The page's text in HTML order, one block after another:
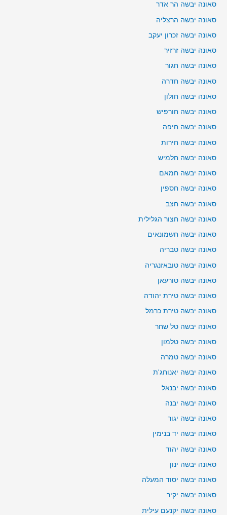
סאונה יבשה הר אדר
סאונה יבשה הרצליה
סאונה יבשה זכרון יעקב
סאונה יבשה זרזיר
סאונה יבשה חגור
סאונה יבשה חדרה
סאונה יבשה חולון
סאונה יבשה חורפיש
סאונה יבשה חיפה
סאונה יבשה חירות
סאונה יבשה חלמיש
סאונה יבשה חמאם
סאונה יבשה חספין
סאונה יבשה חצב
סאונה יבשה חצור הגלילית
סאונה יבשה חשמונאים
סאונה יבשה טבריה
סאונה יבשה טובאזנגריה
סאונה יבשה טורעאן
סאונה יבשה טירת יהודה
סאונה יבשה טירת כרמל
סאונה יבשה טל שחר
סאונה יבשה טלמון
סאונה יבשה טמרה
סאונה יבשה יאנוחג'ת
סאונה יבשה יבנאל
סאונה יבשה יבנה
סאונה יבשה יגור
סאונה יבשה יד בנימין
סאונה יבשה יהוד
סאונה יבשה ינון
סאונה יבשה יסוד המעלה
סאונה יבשה יקיר
סאונה יבשה יקנעם עילית